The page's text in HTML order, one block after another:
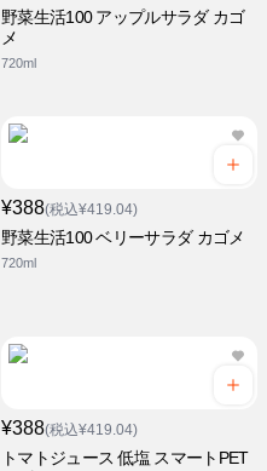
野菜生活100 アップルサラダ カゴ
メ
720ml
¥388(税込¥419.04)
野菜生活100 ベリーサラダ カゴメ
720ml
¥388(税込¥419.04)
トマトジュース 低塩 スマートPET